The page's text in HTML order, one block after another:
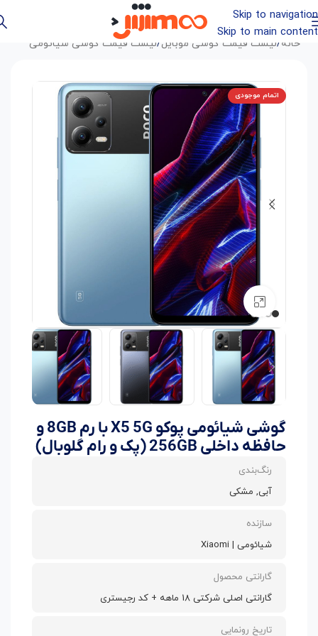
Skip to navigation
Skip to main content
خانه /لیست قیمت گوشی موبایل/لیست قیمت گوشی شیائومی
اتمام موجودی
بزرگنمایی تصویر
گوشی شیائومی پوکو X5 5G با رم 8GB و
حافظه داخلی 256GB (پک و رام گلوبال)
رنگ‌بندی
آبی, مشکی
سازنده
شیائومی | Xiaomi
گارانتی محصول
گارانتی اصلی شرکتی 18 ماهه + کد رجیستری
تاریخ رونمایی